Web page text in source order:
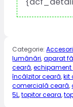
Categorie:
lumânări,aparat
ceară,
încălzitor ceară,kit
comercială ceară,
5L,topitor ceara,